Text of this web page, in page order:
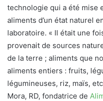
technologie qui a été mise
aliments d’un état naturel
laboratoire. « Il était une
provenait de sources
de la terre ; aliments que
aliments entiers : fruits,
légumineuses, riz, maïs,
Mora, RD, fondatrice de